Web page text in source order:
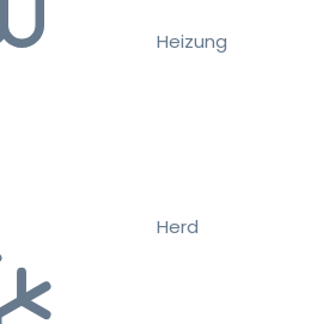
Heizung
Herd